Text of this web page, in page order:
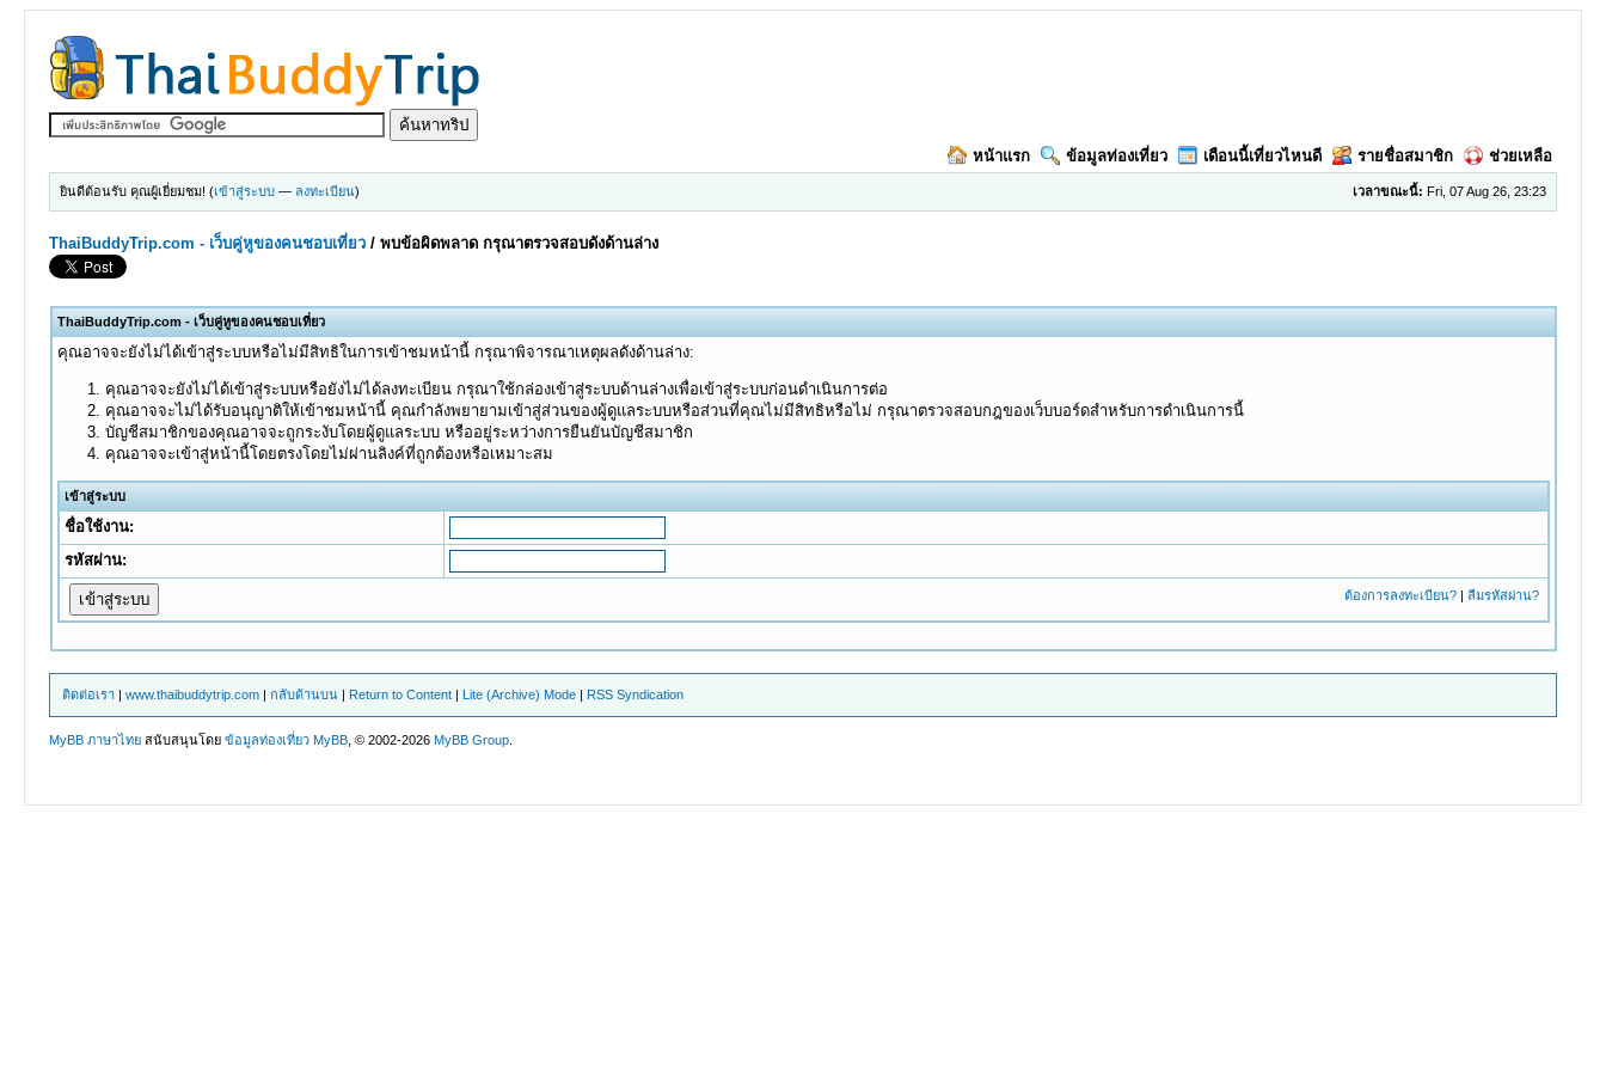
หน้าแรก ข้อมูลท่องเที่ยว เดือนนี้เที่ยวไหนดี รายชื่อสมาชิก ช่วยเหลือ
เวลาขณะนี้: Fri, 07 Aug 26, 23:23
ยินดีต้อนรับ คุณผู้เยี่ยมชม! (เข้าสู่ระบบ — ลงทะเบียน)
ThaiBuddyTrip.com - เว็บคู่หูของคนชอบเที่ยว /พบข้อผิดพลาด กรุณาตรวจสอบดังด้านล่าง
ThaiBuddyTrip.com - เว็บคู่หูของคนชอบเที่ยว
คุณอาจจะยังไม่ได้เข้าสู่ระบบหรือไม่มีสิทธิในการเข้าชมหน้านี้ กรุณาพิจารณาเหตุผลดังด้านล่าง:
คุณอาจจะยังไม่ได้เข้าสู่ระบบหรือยังไม่ได้ลงทะเบียน กรุณาใช้กล่องเข้าสู่ระบบด้านล่างเพื่อเข้าสู่ระบบก่อนดำเนินการต่อ
คุณอาจจะไม่ได้รับอนุญาติให้เข้าชมหน้านี้ คุณกำลังพยายามเข้าสู่ส่วนของผู้ดูแลระบบหรือส่วนที่คุณไม่มีสิทธิหรือไม่ กรุณาตรวจสอบกฎของเว็บบอร์ดสำหรับการดำเนินการนี้
บัญชีสมาชิกของคุณอาจจะถูกระงับโดยผู้ดูแลระบบ หรืออยู่ระหว่างการยืนยันบัญชีสมาชิก
คุณอาจจะเข้าสู่หน้านี้โดยตรงโดยไม่ผ่านลิงค์ที่ถูกต้องหรือเหมาะสม
เข้าสู่ระบบ
ชื่อใช้งาน:
รหัสผ่าน:
ต้องการลงทะเบียน?| ลืมรหัสผ่าน?
ติดต่อเรา |www.thaibuddytrip.com |กลับด้านบน | Return to Content | Lite (Archive) Mode | RSS Syndication
MyBB ภาษาไทย สนับสนุนโดยข้อมูลท่องเที่ยว MyBB , © 2002-2026MyBB Group